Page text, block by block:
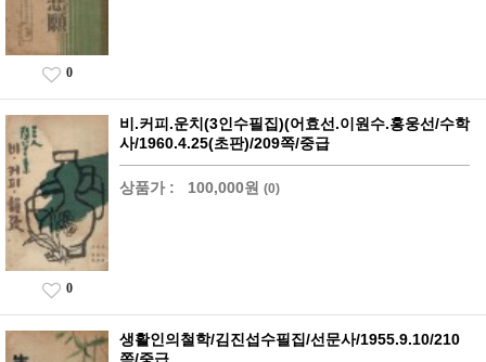
0
비.커피.운치(3인수필집)(어효선.이원수.홍웅선/수학
사/1960.4.25(초판)/209쪽/중급
상품가 : 100,000원 (0)
0
생활인의철학/김진섭수필집/선문사/1955.9.10/210
쪽/중급